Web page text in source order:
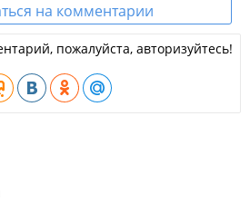
на комментарии
пожалуйста, авторизуйтесь!